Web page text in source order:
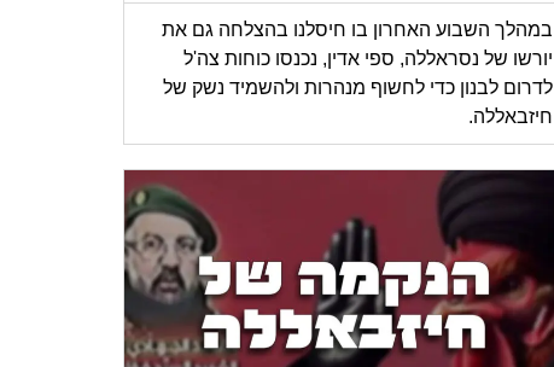
במהלך השבוע האחרון בו חיסלנו בהצלחה גם את
יורשו של נסראללה, ספי אדין, נכנסו כוחות צה'ל
לדרום לבנון כדי לחשוף מנהרות ולהשמיד נשק של
חיזבאללה.